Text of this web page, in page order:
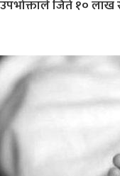
उपभोक्ताले जिते १० लाख